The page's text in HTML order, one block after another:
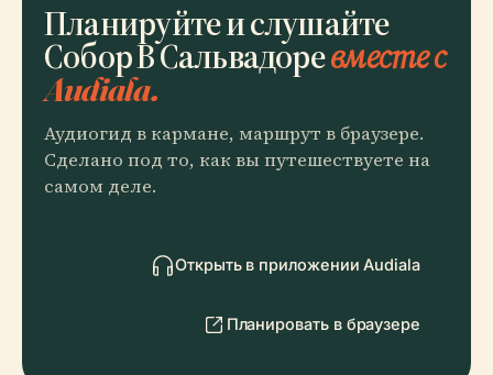
Планируйте и слушайте
Собор В Сальвадоревместе с
Audiala.
Аудиогид в кармане, маршрут в браузере.
Сделано под то, как вы путешествуете на
самом деле.
Открыть в приложении Audiala
Планировать в браузере